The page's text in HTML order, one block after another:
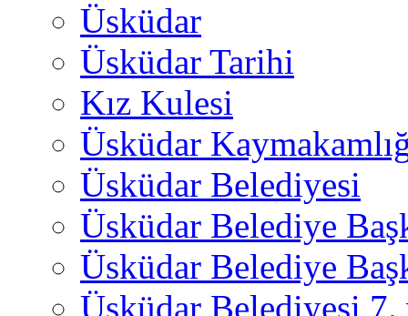
Üsküdar
Üsküdar Tarihi
Kız Kulesi
Üsküdar
Üsküdar Belediyesi
Üsküdar Belediye
Üsküdar Belediye
Üsküdar Belediyesi